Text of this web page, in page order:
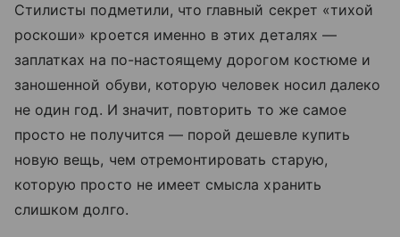
Стилисты подметили, что главный секрет «тихой
роскоши» кроется именно в этих деталях —
заплатках на по-настоящему дорогом костюме и
заношенной обуви, которую человек носил далеко
не один год. И значит, повторить то же самое
просто не получится — порой дешевле купить
новую вещь, чем отремонтировать старую,
которую просто не имеет смысла хранить
слишком долго.